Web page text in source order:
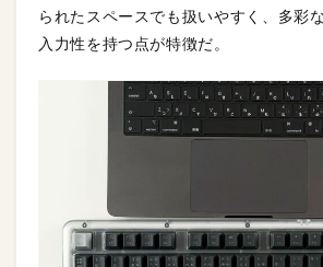
られたスペースでも扱いやすく、多彩
入力性を持つ点が特徴だ。